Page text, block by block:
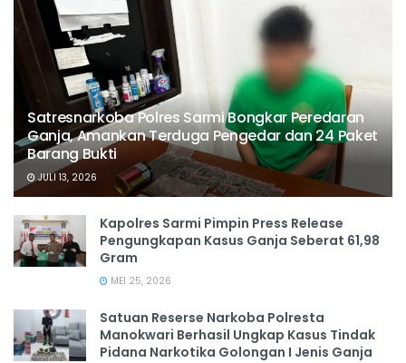
Satresnarkoba Polres Sarmi Bongkar Peredaran
Ganja, Amankan Terduga Pengedar dan 24 Paket
Barang Bukti
JULI 13, 2026
Kapolres Sarmi Pimpin Press Release
Pengungkapan Kasus Ganja Seberat 61,98
Gram
MEI 25, 2026
Satuan Reserse Narkoba Polresta
Manokwari Berhasil Ungkap Kasus Tindak
Pidana Narkotika Golongan I Jenis Ganja